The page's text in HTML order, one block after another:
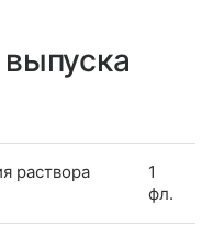
раствора
1
фл.